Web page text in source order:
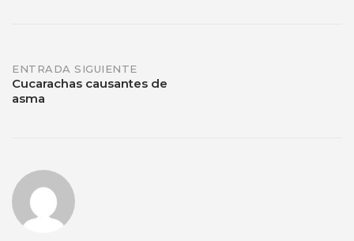
ENTRADA SIGUIENTE
Cucarachas causantes de
asma